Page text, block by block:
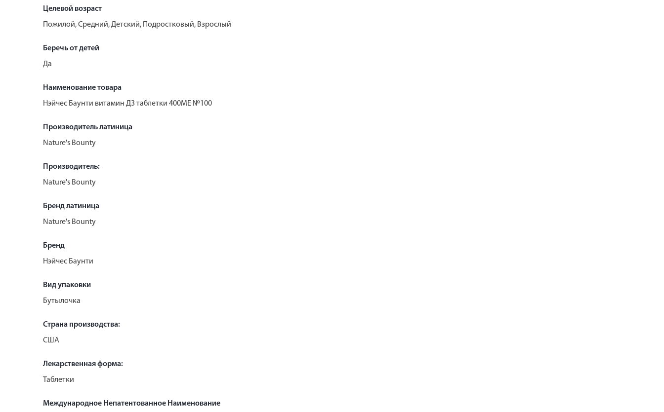
Целевой возраст
Пожилой, Средний, Детский, Подростковый, Взрослый
Беречь от детей
Да
Наименование товара
Нэйчес Баунти витамин Д3 таблетки 400МЕ №100
Производитель латиница
Nature's Bounty
Производитель:
Nature's Bounty
Бренд латиница
Nature's Bounty
Бренд
Нэйчес Баунти
Вид упаковки
Бутылочка
Страна производства:
США
Лекарственная форма:
Таблетки
Международное Непатентованное Наименование